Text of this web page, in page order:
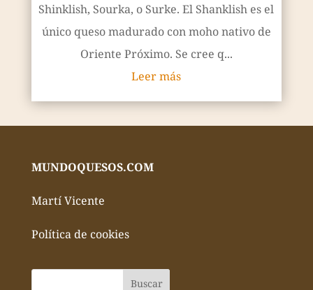
Shinklish, Sourka, o Surke. El Shanklish es el
único queso madurado con moho nativo de
Oriente Próximo. Se cree q...
Leer más
MUNDOQUESOS.COM
Martí Vicente
Política de cookies